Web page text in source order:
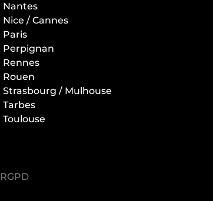
Nantes
Nice / Cannes
Paris
Perpignan
Rennes
Rouen
Strasbourg / Mulhouse
Tarbes
Toulouse
RGPD